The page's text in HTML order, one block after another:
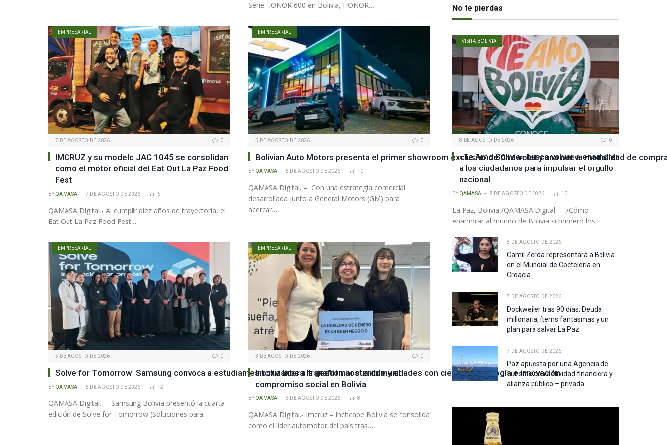
Serie HONOR 600 en Bolivia, HONOR…
EMPRESARIAL
7 DE AGOSTO DE 2026 0
IMCRUZ y su modelo JAC 1045 se consolidan
como el motor oficial del Eat Out La Paz Food
Fest
BY QAMASA 7 DE AGOSTO DE 2026 6
QAMASA Digital.- Al cumplir diez años de trayectoria, el
Eat Out La Paz Food Fest…
EMPRESARIAL
5 DE AGOSTO DE 2026 0
Bolivian Auto Motors presenta el primer showroom exclusivo de Chevrolet y una nueva modalidad de
BY QAMASA 5 DE AGOSTO DE 2026 10
QAMASA Digital. – Con una estrategia comercial
desarrollada junto a General Motors (GM) para
acercar…
EMPRESARIAL
5 DE AGOSTO DE 2026 0
Solve for Tomorrow: Samsung convoca a estudiantes bolivianos a transformar sus comunidades con ciencia, tecnología e innovación
BY QAMASA 5 DE AGOSTO DE 2026 12
QAMASA Digital. – Samsung Bolivia presentó la cuarta
edición de Solve for Tomorrow (Soluciones para…
EMPRESARIAL
3 DE AGOSTO DE 2026 0
Imcruz lidera la gestión sostenible y el
compromiso social en Bolivia
BY QAMASA 3 DE AGOSTO DE 2026 8
QAMASA Digital.- Imcruz – Inchcape Bolivia se consolida
como el líder automotor del país tras…
No te pierdas
VISITA BOLIVIA
8 DE AGOSTO DE 2026 0
«Te Amo Bolivia» busca volver a enamorar
a los ciudadanos para impulsar el orgullo
nacional
BY QAMASA 8 DE AGOSTO DE 2026 10
La Paz, Bolivia /QAMASA Digital .- ¿Cómo
enamorar al mundo de Bolivia si primero los…
8 DE AGOSTO DE 2026
Camil Zerda representará a Bolivia
en el Mundial de Coctelería en
Croacia
7 DE AGOSTO DE 2026
Dockweiler tras 90 días: Deuda
millonaria, ítems fantasmas y un
plan para salvar La Paz
7 DE AGOSTO DE 2026
Paz apuesta por una Agencia de
Turismo con actividad financiera y
alianza público – privada